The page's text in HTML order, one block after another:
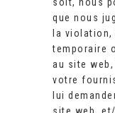
soit, nous
que nous
la
temporaire
au site
votre
lui